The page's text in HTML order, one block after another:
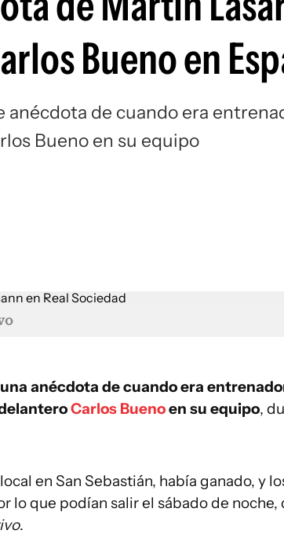
Bueno en
de cuando era
Bueno en su equipo
anécdota de cuando era
Carlos Buenoen su equipo,
en San Sebastián, había ganado, y
lo que podían salir el sábado de noche,
.